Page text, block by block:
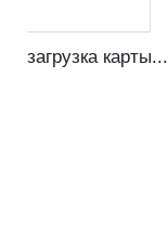
загрузка карты...